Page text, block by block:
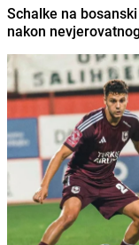
Schalke na
nakon